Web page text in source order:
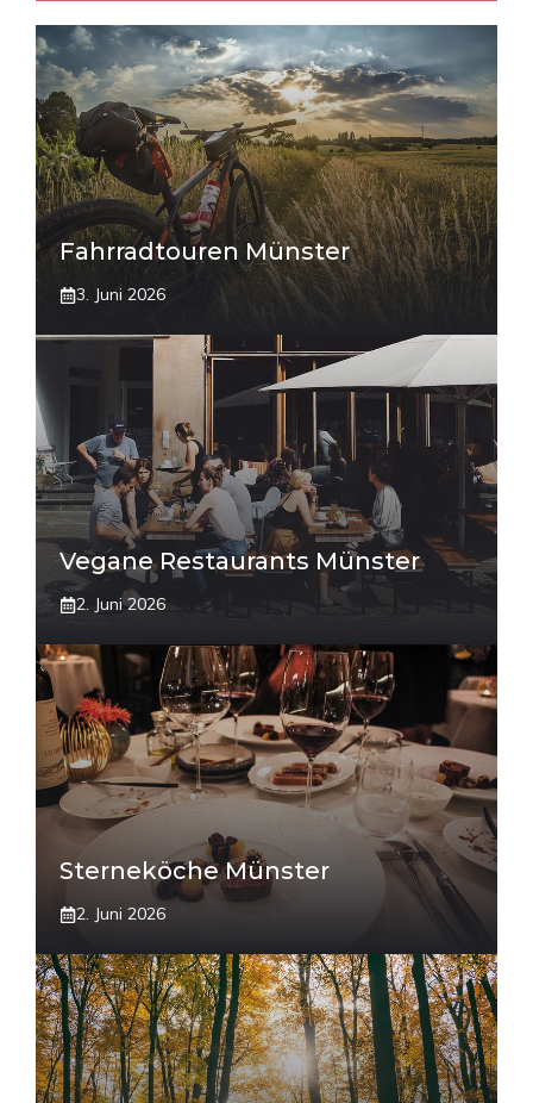
Fahrradtouren Münster
3. Juni 2026
Vegane Restaurants Münster
2. Juni 2026
Sterneköche Münster
2. Juni 2026